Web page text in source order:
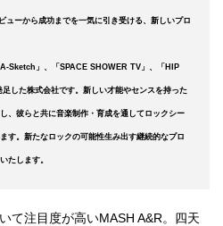
ーから成功までを一気に引き受ける、新しいプロ
Sketch」、「SPACE SHOWER TV」、「HIP
した株式会社です。新しい才能やセンスを持った
、彼らと共に音楽制作・育成を通してロックシー
す。新たなロックの可能性生み出す継続的なプロ
たします。
て注目度が高いMASH A&R。四天